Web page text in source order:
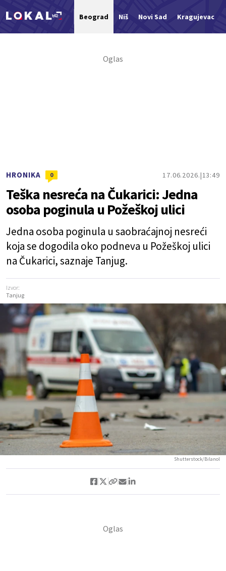
Beograd Niš Novi Sad Kragujevac
HRONIKA 0 17.06.2026. 13:49
Teška nesreća na Čukarici: Jedna
osoba poginula u Požeškoj ulici
Jedna osoba poginula u saobraćajnoj nesreći
koja se dogodila oko podneva u Požeškoj ulici
na Čukarici, saznaje Tanjug.
Izvor:
Tanjug
Shutterstock/Bilanol